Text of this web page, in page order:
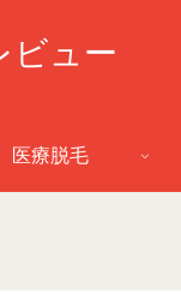
ビュー
医療脱毛